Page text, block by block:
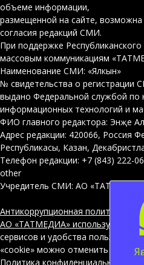
объеме информации,
размещенной на сайте, возможна
согласия редакций СМИ.
При поддержке
массовым коммуникациям
Наименование СМИ: «Ялкын»
№ свидетельства о
выдано Федеральной службой по
информационных технологий и
ФИО главного редактора: Энҗе
Адрес редакции: 420066, Россия
Республикасы, Казан,
Телефон редакции: +7 (843) 222-
other
Учредитель СМИ: АО «ТАТМЕДИА»
Антикоррупционная политика
АО «ТАТМЕДИА» использует
сервисов и удобства
«cookie» можно отменить в
Политика конфиденциальности